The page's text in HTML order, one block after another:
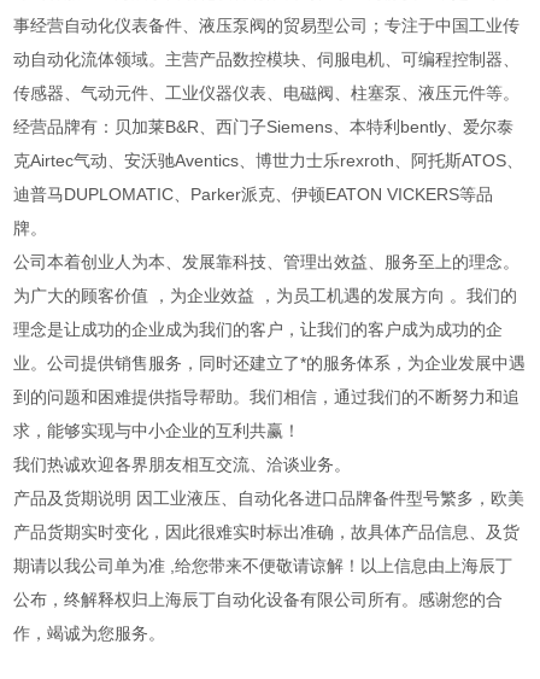
事经营自动化仪表备件、液压泵阀的贸易型公司；专注于中国工业传
动自动化流体领域。主营产品数控模块、伺服电机、可编程控制器、
传感器、气动元件、工业仪器仪表、电磁阀、柱塞泵、液压元件等。
经营品牌有：贝加莱B&R、西门子Siemens、本特利bently、爱尔泰
克Airtec气动、安沃驰Aventics、博世力士乐rexroth、阿托斯ATOS、
迪普马DUPLOMATIC、Parker派克、伊顿EATON VICKERS等品
牌。
公司本着创业人为本、发展靠科技、管理出效益、服务至上的理念。
为广大的顾客价值 ，为企业效益 ，为员工机遇的发展方向 。我们的
理念是让成功的企业成为我们的客户，让我们的客户成为成功的企
业。公司提供销售服务，同时还建立了*的服务体系，为企业发展中遇
到的问题和困难提供指导帮助。我们相信，通过我们的不断努力和追
求，能够实现与中小企业的互利共赢！
我们热诚欢迎各界朋友相互交流、洽谈业务。
产品及货期说明 因工业液压、自动化各进口品牌备件型号繁多，欧美
产品货期实时变化，因此很难实时标出准确，故具体产品信息、及货
期请以我公司单为准 ,给您带来不便敬请谅解！以上信息由上海辰丁
公布，终解释权归上海辰丁自动化设备有限公司所有。感谢您的合
作，竭诚为您服务。